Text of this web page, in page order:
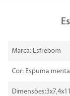
Marca: Esfrebom
Cor: Espuma